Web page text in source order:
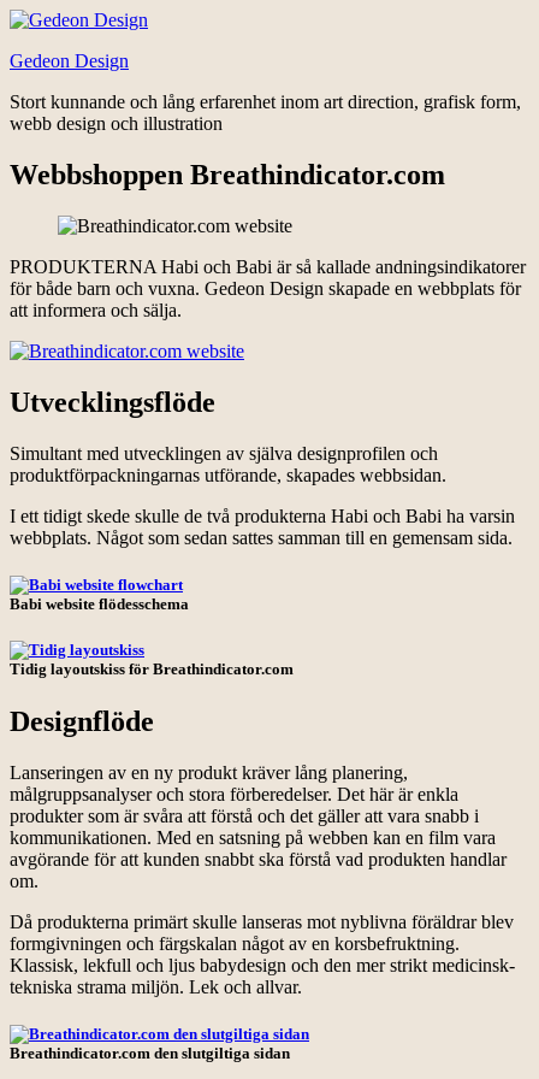
Hoppa
innehåll
Gedeon Design
Stort kunnande och lång erfarenhet inom art direction, grafisk form,
webb design och illustration
Webbshoppen Breathindicator.com
PRODUKTERNA Habi och Babi är så kallade andningsindikatorer
för både barn och vuxna. Gedeon Design skapade en webbplats för
att informera och sälja.
Utvecklingsflöde
Simultant med utvecklingen av själva designprofilen och
produktförpackningarnas utförande, skapades webbsidan.
I ett tidigt skede skulle de två produkterna Habi och Babi ha varsin
webbplats. Något som sedan sattes samman till en gemensam sida.
Babi website flödesschema
Tidig layoutskiss för Breathindicator.com
Designflöde
Lanseringen av en ny produkt kräver lång planering,
målgruppsanalyser och stora förberedelser. Det här är enkla
produkter som är svåra att förstå och det gäller att vara snabb i
kommunikationen. Med en satsning på webben kan en film vara
avgörande för att kunden snabbt ska förstå vad produkten handlar
om.
Då produkterna primärt skulle lanseras mot nyblivna föräldrar blev
formgivningen och färgskalan något av en korsbefruktning.
Klassisk, lekfull och ljus babydesign och den mer strikt medicinsk-
tekniska strama miljön. Lek och allvar.
Breathindicator.com den slutgiltiga sidan